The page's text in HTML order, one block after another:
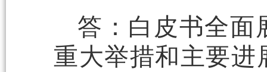
答：白皮书全面
重大举措和主要进